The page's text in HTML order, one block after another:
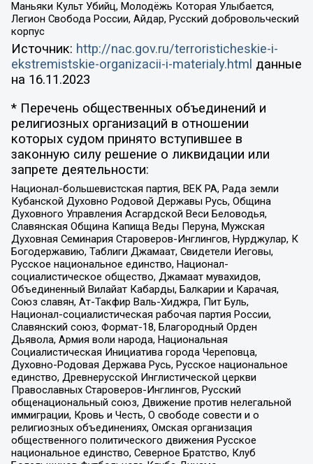
Маньяки Культ Убийц, Молодёжь Которая Улыбается,
Легион Свобода России, Айдар, Русский добровольческий
корпус
Источник: http://nac.gov.ru/terroristicheskie-i-
ekstremistskie-organizacii-i-materialy.html данные
на 16.11.2023
* Перечень общественных объединений и
религиозных организаций в отношении
которых судом принято вступившее в
законную силу решение о ликвидации или
запрете деятельности:
Национал-большевистская партия, ВЕК РА, Рада земли
Кубанской Духовно Родовой Державы Русь, Община
Духовного Управления Асгардской Веси Беловодья,
Славянская Община Капища Веды Перуна, Мужская
Духовная Семинария Староверов-Инглингов, Нурджулар, К
Богодержавию, Таблиги Джамаат, Свидетели Иеговы,
Русское национальное единство, Национал-
социалистическое общество, Джамаат мувахидов,
Объединенный Вилайат Кабарды, Балкарии и Карачая,
Союз славян, Ат-Такфир Валь-Хиджра, Пит Буль,
Национал-социалистическая рабочая партия России,
Славянский союз, Формат-18, Благородный Орден
Дьявола, Армия воли народа, Национальная
Социалистическая Инициатива города Череповца,
Духовно-Родовая Держава Русь, Русское национальное
единство, Древнерусской Инглистической церкви
Православных Староверов-Инглингов, Русский
общенациональный союз, Движение против нелегальной
иммиграции, Кровь и Честь, О свободе совести и о
религиозных объединениях, Омская организация
общественного политического движения Русское
национальное единство, Северное Братство, Клуб